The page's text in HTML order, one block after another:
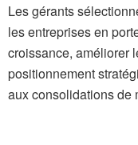
Les gérants
les entreprises en
croissance, améliorer
positionnement
aux consolidations de